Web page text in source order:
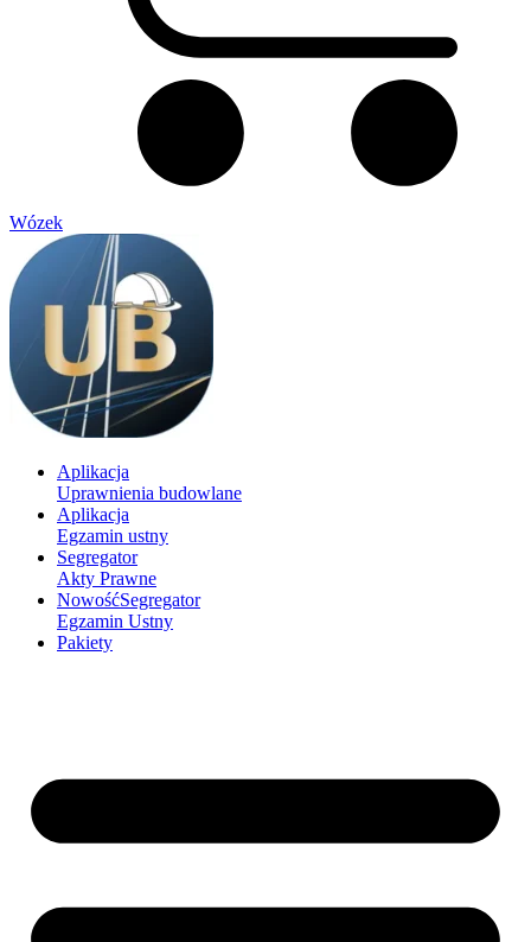
Wózek
Aplikacja
Uprawnienia budowlane
Aplikacja
Egzamin ustny
Segregator
Akty Prawne
NowośćSegregator
Egzamin Ustny
Pakiety